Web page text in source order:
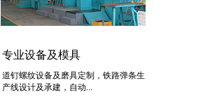
专业设备及模具
道钉螺纹设备及磨具定制，铁路弹条生
产线设计及承建，自动...